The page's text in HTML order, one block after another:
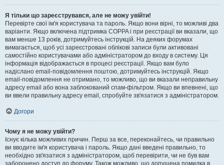
Я тільки що зареєструвався, але не можу увійти!
Перевірте свої ім'я користувача та пароль. Якщо вони вірні, то можливі два
варіанти. Якщо включена підтримка COPPA і при реєстрації ви вказали, що
вам менше 13 років, дотримуйтесь інструкцій. На деяких форумах
вимагається, щоб усі зареєстровані облікові записи були активовані
самостійно користувачами або адміністратором до входу в систему. Ця
інформація відображається в процесі реєстрації. Якщо вам було
надіслано email-повідомлення поштою, дотримуйтесь інструкцій. Якщо
email-повідомлення не отримано, то можливо, що ви вказали неправильну
адресу email або вона заблокований спам-фільтром. Якщо ви впевнені, що
ви ввели правильну адресу email, спробуйте зв'язатися з адміністратором.
Догори
Чому я не можу увійти?
Існує кілька можливих причин. Перш за все, переконайтесь, чи правильно
ви вводите ім'я користувача і пароль. Якщо дані введені правильно, то
необхідно зв'язатися з адміністратором, щоб перевірити, чи не був вам
заборонено доступ до форуму. Також можливо, що допущена помилка в